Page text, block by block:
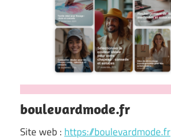
boulevardmode.fr
Site web : https://boulevardmode.fr